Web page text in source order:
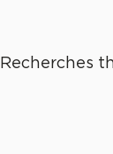
Recherches